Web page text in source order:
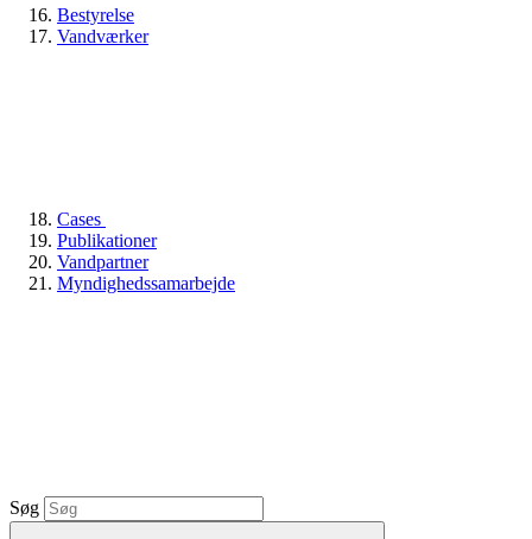
Bestyrelse
Vandværker
Cases
Publikationer
Vandpartner
Myndighedssamarbejde
Søg